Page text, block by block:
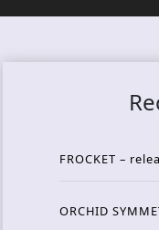
FROCKET –
ORCHID